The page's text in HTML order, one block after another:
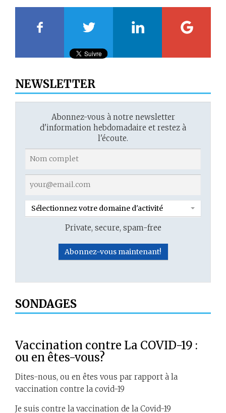
NEWSLETTER
Abonnez-vous à notre newsletter
d'information hebdomadaire et restez à
l'écoute.
Sélectionnez votre domaine d'activité
Private, secure, spam-free
SONDAGES
Vaccination contre La COVID-19 :
ou en êtes-vous?
Dites-nous, ou en êtes vous par rapport à la
vaccination contre la covid-19
Je suis contre la vaccination de la Covid-19